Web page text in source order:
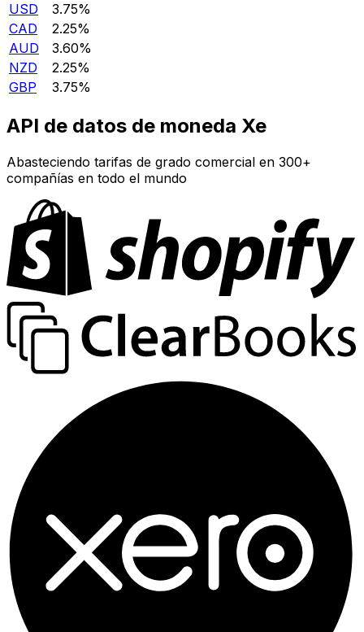
USD
3.75%
CAD
2.25%
AUD
3.60%
NZD
2.25%
GBP
3.75%
API de datos de moneda Xe
Abasteciendo tarifas de grado comercial en 300+
compañías en todo el mundo